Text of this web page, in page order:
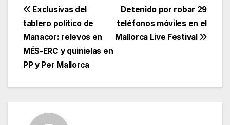
c
e
b
o
k
itt
er
ail
p
e
gr
a
m
p
ar
Navegación
de
entradas
Detenido por robar 29
teléfonos móviles en el
Mallorca Live Festival
Exclusivas del
tablero político de
Manacor: relevos en
MÉS-ERC y quinielas en
PP y Per Mallorca